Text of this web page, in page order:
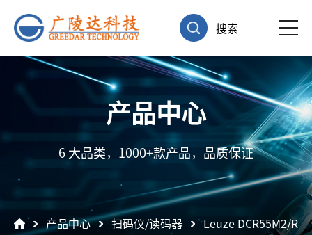
搜索
产品中心
6 大品类，1000+款产品，品质保证
产品中心 扫码仪/读码器 Leuze DCR55M2/R2